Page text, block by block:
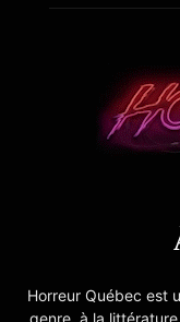
Horreur Québec est
genre, à la